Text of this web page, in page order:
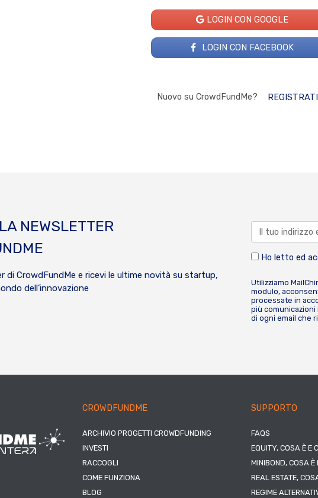
LOGIN CON GOOGLE
LOGIN CON FACEBOOK
Nuovo su CrowdFundMe?
NEWSLETTER
di CrowdFundMe e ricevi le ultime novità su startup,
dell’innovazione
Ho letto ed
Utilizziamo
modulo,
processate in
più
di ogni email che
CROWDFUNDME
ARCHIVIO PROGETTI CROWDFUNDING
INVESTI
RACCOGLI
COME FUNZIONA
BLOG
SUPPORTO
FAQS
EQUITY, COSA È E
MINIBOND, COSA È
REAL ESTATE,
REGIME